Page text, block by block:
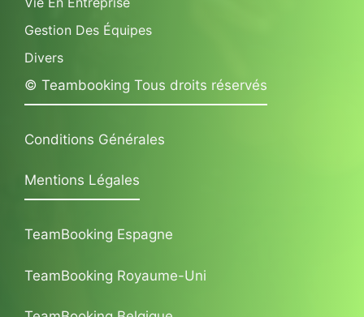
Gestion Des Équipes
Divers
© Teambooking Tous droits réservés
Conditions Générales
Mentions Légales
TeamBooking Espagne
TeamBooking Royaume-Uni